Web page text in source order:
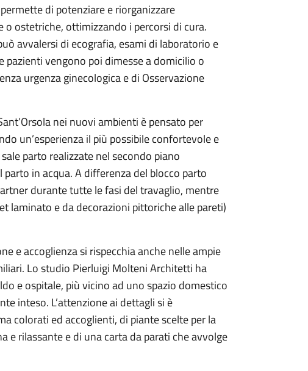
di potenziare e riorganizzare
ostetriche, ottimizzando i percorsi di cura.
avvalersi di ecografia, esami di laboratorio e
vengono poi dimesse a domicilio o
urgenza ginecologica e di Osservazione
nei nuovi ambienti è pensato per
un’esperienza il più possibile confortevole e
parto realizzate nel secondo piano
in acqua. A differenza del blocco parto
durante tutte le fasi del travaglio, mentre
laminato e da decorazioni pittoriche alle pareti)
e accoglienza si rispecchia anche nelle ampie
Lo studio Pierluigi Molteni Architetti ha
e ospitale, più vicino ad uno spazio domestico
inteso. L’attenzione ai dettagli si è
colorati ed accoglienti, di piante scelte per la
e rilassante e di una carta da parati che avvolge